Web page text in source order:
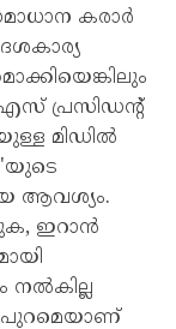
കരാര്‍
പ്രസിഡന്റ്
മിഡില്‍
ആവശ്യം.
ഇറാന്‍
നല്‍കില്ല
പുറമെയാണ്